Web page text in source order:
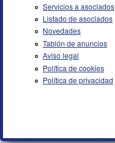
Servicios a asociados
Listado de asociados
Novedades
Tablón de anuncios
Aviso legal
Política de cookies
Política de privacidad